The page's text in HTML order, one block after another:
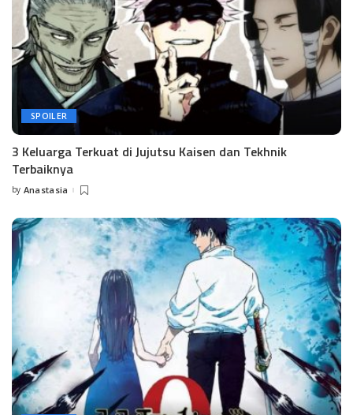
SPOILER
3 Keluarga Terkuat di Jujutsu Kaisen dan Tekhnik
Terbaiknya
Posted
by Anastasia